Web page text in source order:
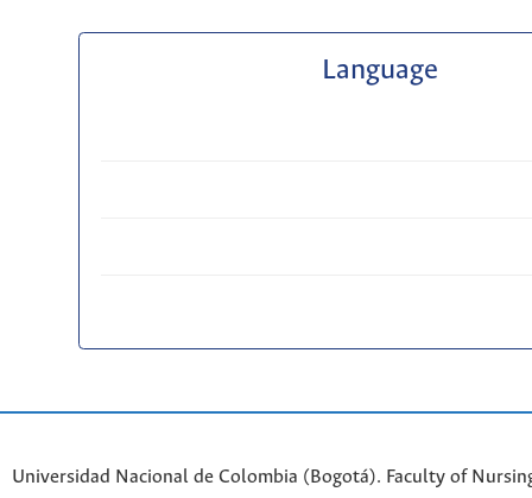
Language
Universidad Nacional de Colombia (Bogotá). Faculty of